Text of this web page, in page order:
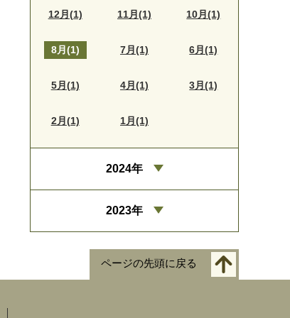
12月(1) 11月(1) 10月(1)
8月(1) 7月(1) 6月(1)
5月(1) 4月(1) 3月(1)
2月(1) 1月(1)
2024年
2023年
ページの先頭に戻る